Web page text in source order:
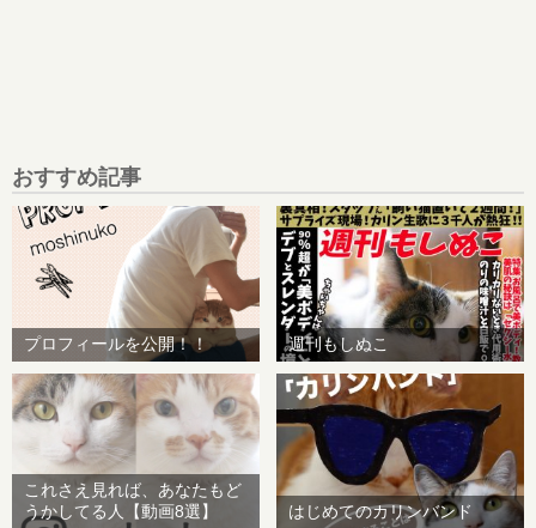
おすすめ記事
プロフィールを公開！！ 週刊もしぬこ
これさえ見れば、あなたもど
うかしてる人【動画8選】
はじめてのカリンバンド